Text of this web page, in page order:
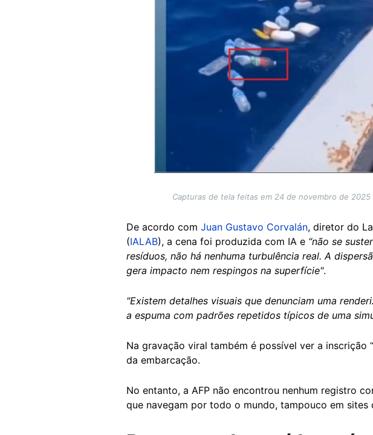
Capturas de tela feitas em 24 de novembro de
De acordo com Juan Gustavo Corvalán, diretor do
(IALAB), a cena foi produzida com IA e “não se
resíduos, não há nenhuma turbulência real. A
gera impacto nem respingos na superfície".
"Existem detalhes visuais que denunciam uma
a espuma com padrões repetidos típicos de uma
Na gravação viral também é possível ver a inscrição
da embarcação.
No entanto, a AFP não encontrou nenhum registro
que navegam por todo o mundo, tampouco em